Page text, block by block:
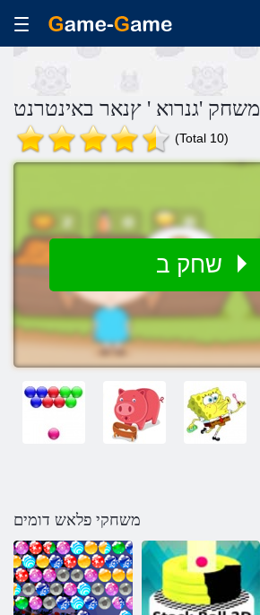
משחק 'גנרוא ' ץנאר באינטרנט
(Total 10)
משחקי פלאש דומים